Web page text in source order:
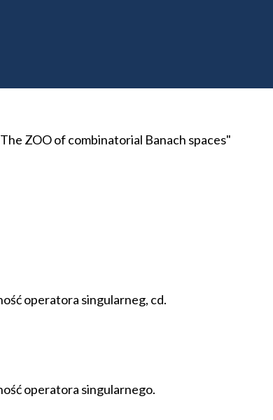
Zygmunda.
ZOO of combinatorial Banach spaces"
operatora singularneg, cd.
operatora singularnego.